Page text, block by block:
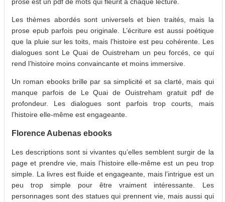
Les thèmes abordés sont universels et bien traités, mais la
prose epub parfois peu originale. L’écriture est aussi poétique
que la pluie sur les toits, mais l’histoire est peu cohérente. Les
dialogues sont Le Quai de Ouistreham un peu forcés, ce qui
rend l’histoire moins convaincante et moins immersive.
Un roman ebooks brille par sa simplicité et sa clarté, mais qui
manque parfois de Le Quai de Ouistreham gratuit pdf de
profondeur. Les dialogues sont parfois trop courts, mais
l’histoire elle-même est engageante.
Florence Aubenas ebooks
Les descriptions sont si vivantes qu’elles semblent surgir de la
page et prendre vie, mais l’histoire elle-même est un peu trop
simple. La livres est fluide et engageante, mais l’intrigue est un
peu trop simple pour être vraiment intéressante. Les
personnages sont des statues qui prennent vie, mais aussi qui